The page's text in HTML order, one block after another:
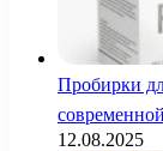
Пробирки
12.08.2025